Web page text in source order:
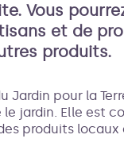
Vous
et de
produits.
Jardin pour la
jardin. Elle est
produits